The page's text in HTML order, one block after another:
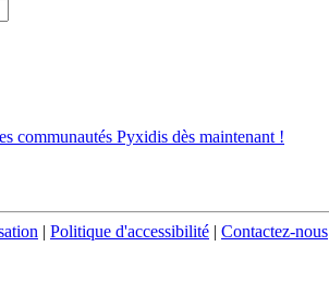
communautés Pyxidis dès maintenant !
| Politique d'accessibilité | Contactez-nous